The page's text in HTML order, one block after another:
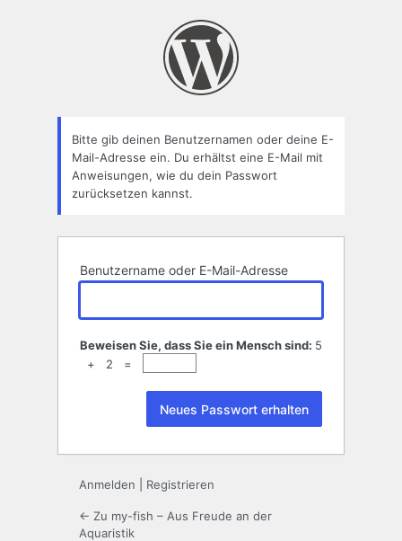
Bitte gib deinen Benutzernamen oder deine E-
Mail-Adresse ein. Du erhältst eine E-Mail mit
Anweisungen, wie du dein Passwort
zurücksetzen kannst.
Benutzername oder E-Mail-Adresse
Beweisen Sie, dass Sie ein Mensch sind: 5
+ 2 =
Anmelden Registrieren
← Zu my-fish – Aus Freude an der
Aquaristik